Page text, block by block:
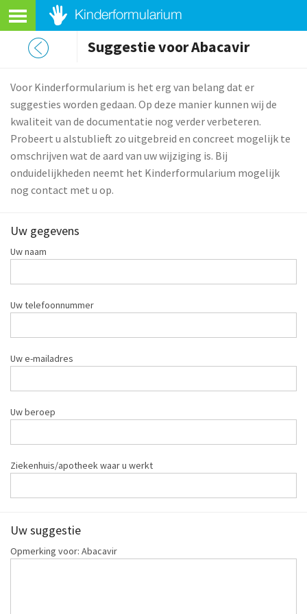
Suggestie voor Abacavir
Voor Kinderformularium is het erg van belang dat er
suggesties worden gedaan. Op deze manier kunnen wij de
kwaliteit van de documentatie nog verder verbeteren.
Probeert u alstublieft zo uitgebreid en concreet mogelijk te
omschrijven wat de aard van uw wijziging is. Bij
onduidelijkheden neemt het Kinderformularium mogelijk
nog contact met u op.
Uw gegevens
Uw naam
Uw telefoonnummer
Uw e-mailadres
Uw beroep
Ziekenhuis/apotheek waar u werkt
Uw suggestie
Opmerking voor: Abacavir